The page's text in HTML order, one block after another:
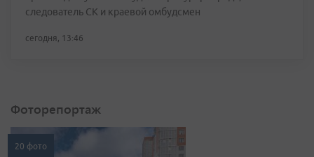
следователь СК и краевой омбудсмен
сегодня, 13:46
Фоторепортаж
20 фото